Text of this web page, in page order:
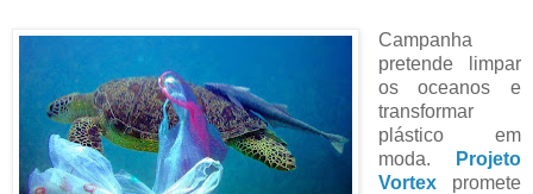
Campanha
pretende limpar
os oceanos e
transformar
plástico em
moda.
Projeto
Vortexpromete